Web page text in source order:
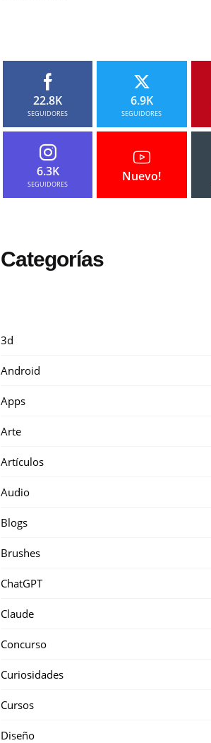
22.8K
SEGUIDORES
6.9K
SEGUIDORES
6.3K
SEGUIDORES
Nuevo!
Categorías
3d
Android
Apps
Arte
Artículos
Audio
Blogs
Brushes
ChatGPT
Claude
Concurso
Curiosidades
Cursos
Diseño